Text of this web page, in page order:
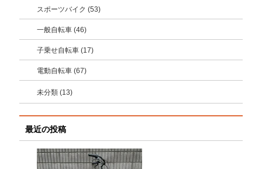
スポーツバイク (53)
一般自転車 (46)
子乗せ自転車 (17)
電動自転車 (67)
未分類 (13)
最近の投稿